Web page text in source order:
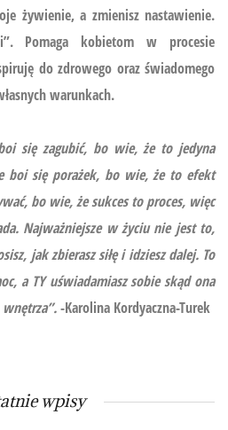
żywienie, a zmienisz nastawienie.
Pomaga kobietom w procesie
do zdrowego oraz świadomego
warunkach.
się zagubić, bo wie, że to jedyna
boi się porażek, bo wie, że to efekt
bo wie, że sukces to proces, więc
Najważniejsze w życiu nie jest to,
jak zbierasz siłę i idziesz dalej. To
a TY uświadamiasz sobie skąd ona
-Karolina Kordyaczna-Turek
wpisy